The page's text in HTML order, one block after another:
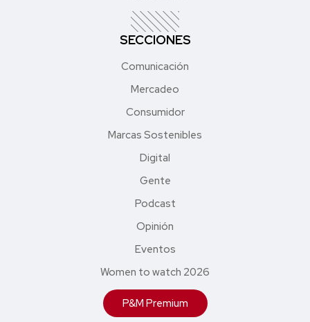
SECCIONES
Comunicación
Mercadeo
Consumidor
Marcas Sostenibles
Digital
Gente
Podcast
Opinión
Eventos
Women to watch 2026
P&M Premium